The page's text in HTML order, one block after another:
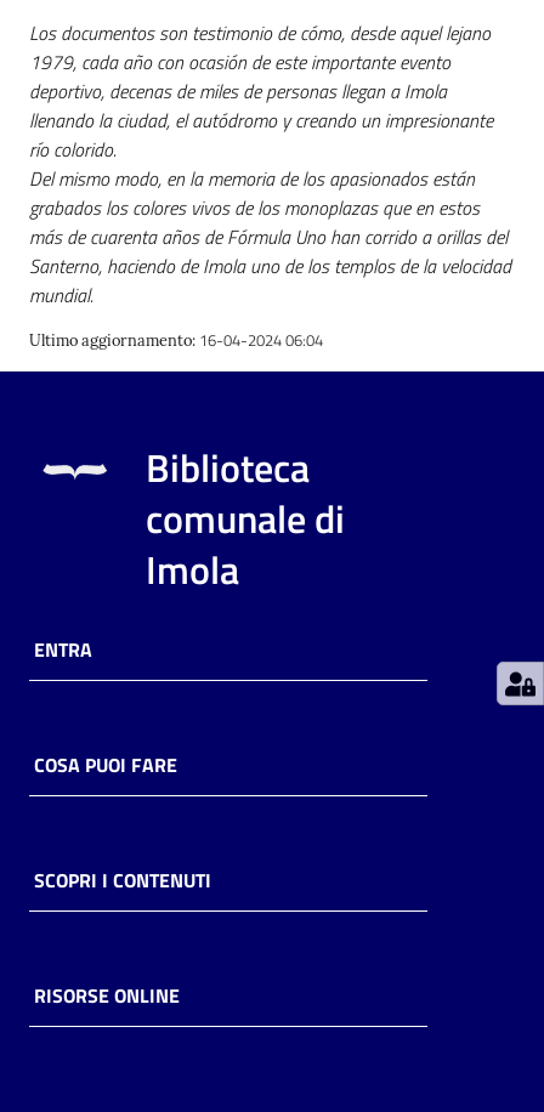
Casa
Piani
Archivio
storico
Decentrate
Patto
la
Seguici
Eventi
bibliotecario
Los documentos son testimonio de cómo, desde aquel lejano
1979, cada año con ocasión de este importante evento
deportivo, decenas de miles de personas llegan a Imola
llenando la ciudad, el autódromo y creando un impresionante
río colorido.
Del mismo modo, en la memoria de los apasionados están
grabados los colores vivos de los monoplazas que en estos
más de cuarenta años de Fórmula Uno han corrido a orillas del
Santerno, haciendo de Imola uno de los templos de la velocidad
mundial.
Ultimo aggiornamento: 16-04-2024 06:04
Biblioteca
comunale di
Imola
ENTRA
COSA PUOI FARE
SCOPRI I CONTENUTI
RISORSE ONLINE